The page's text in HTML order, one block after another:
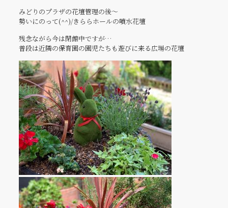
みどりのプラザの花壇管理の後～
勢いにのって(^^)/きららホールの噴水花壇
残念ながら今は閉館中ですが…
普段は近隣の保育園の園児たちも遊びに来る広場の花壇